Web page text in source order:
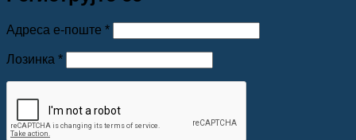
Адреса е-поште *Обавезно
Лозинка *Обавезно